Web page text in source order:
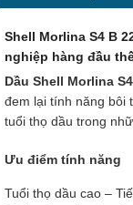
Shell Morlina S4 B
nghiệp hàng đầu
Dầu Shell Morlina
đem lại tính năng bôi
tuổi thọ dầu trong
Ưu điểm tính năng
Tuổi thọ dầu cao –